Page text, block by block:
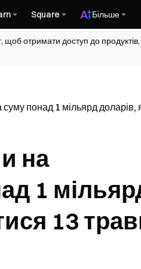
Square Більше
отримати доступ до
понад 1 мільярд
на
1
13